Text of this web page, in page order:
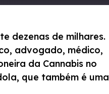
dezenas de milhares.
advogado, médico,
da Cannabis no
que também é uma